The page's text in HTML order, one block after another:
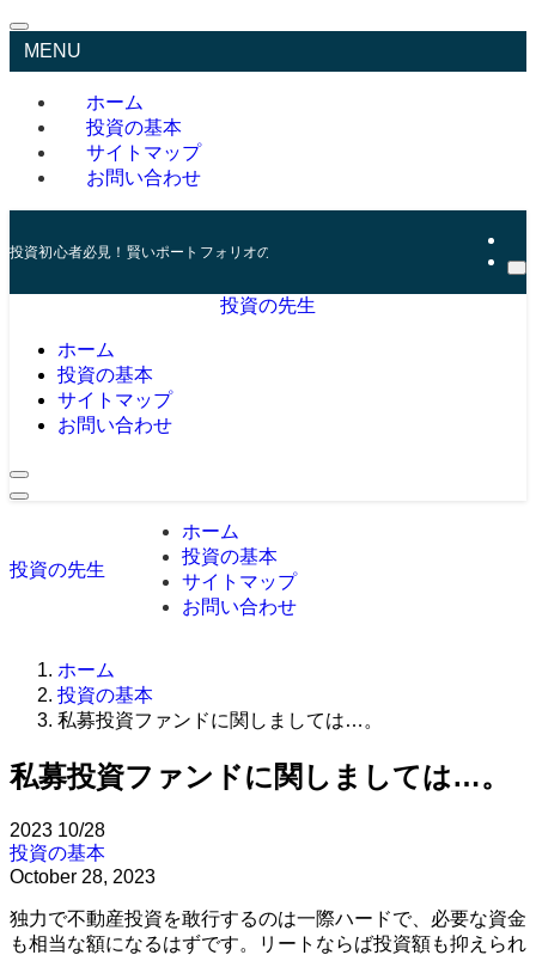
MENU
ホーム
投資の基本
サイトマップ
お問い合わせ
投資初心者必見！賢いポートフォリオの組み方とリスク管理の秘訣
投資の先生
ホーム
投資の基本
サイトマップ
お問い合わせ
投資の先生
ホーム
投資の基本
サイトマップ
お問い合わせ
ホーム
投資の基本
私募投資ファンドに関しましては…。
私募投資ファンドに関しましては…。
2023 10/28
投資の基本
October 28, 2023
独力で不動産投資を敢行するのは一際ハードで、必要な資金
も相当な額になるはずです。リートならば投資額も抑えられ